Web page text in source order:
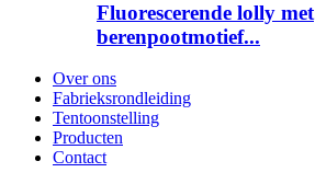
Fluorescerende lolly met
berenpootmotief...
Over ons
Fabrieksrondleiding
Tentoonstelling
Producten
Contact